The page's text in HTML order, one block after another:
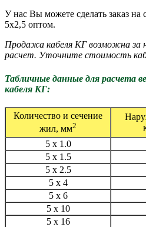
У нас Вы можете сделать заказ на
5х2,5 оптом.
Продажа кабеля КГ возможна за
расчет. Уточните стоимость
Табличные данные для расчета
кабеля КГ:
Количество и сечение
жил, мм2
5 x 1.0
5 x 1.5
5 x 2.5
5 x 4
5 x 6
5 x 10
5 x 16